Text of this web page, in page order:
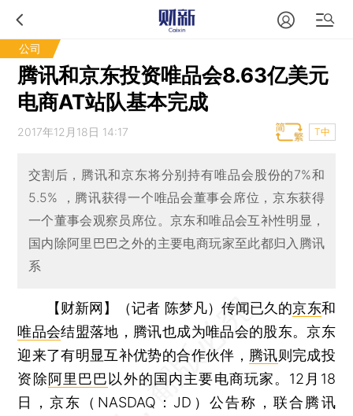
公司
腾讯和京东投资唯品会8.63亿美元
电商AT站队基本完成
2017年12月18日 14:17 T中
交割后，腾讯和京东将分别持有唯品会股份的7%和
5.5% ，腾讯获得一个唯品会董事会席位，京东获得
一个董事会观察员席位。京东和唯品会互补性明显，
国内除阿里巴巴之外的主要电商玩家至此都归入腾讯
系
【财新网】（记者 陈梦凡） 传闻已久的京东和
唯品会结盟落地，腾讯也成为唯品会的股东。京东
迎来了有明显互补优势的合作伙伴， 腾讯则完成投
资除阿里巴巴 以外的国内主要电商玩家。12月18
日，京东（NASDAQ：JD）公告称，联合腾讯